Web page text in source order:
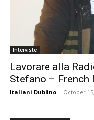
Interviste
Lavorare alla
Stefano – French
Italiani Dublino - October